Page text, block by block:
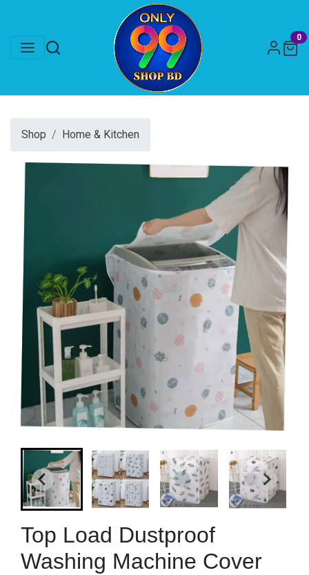
0
Shop Home & Kitchen
Top Load Dustproof
Washing Machine Cover